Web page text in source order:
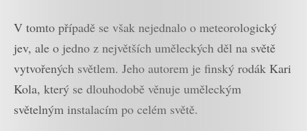
V tomto případě se však nejednalo o meteorologický
jev, ale o jedno z největších uměleckých děl na světě
vytvořených světlem. Jeho autorem je finský rodák Kari
Kola, který se dlouhodobě věnuje uměleckým
světelným instalacím po celém světě.